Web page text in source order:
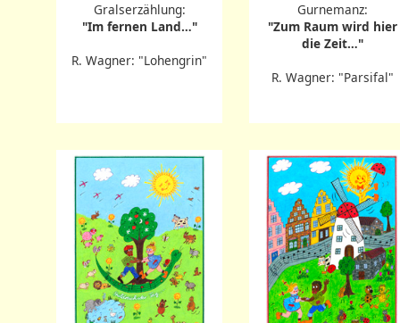
Gralserzählung:
"Im fernen Land…"
R. Wagner: "Lohengrin"
Gurnemanz:
"Zum Raum wird hier
die Zeit…"
R. Wagner: "Parsifal"